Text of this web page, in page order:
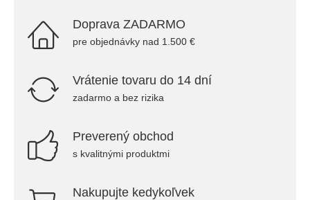
Doprava ZADARMO
pre objednávky nad 1.500 €
Vrátenie tovaru do 14 dní
zadarmo a bez rizika
Preverený obchod
s kvalitnými produktmi
Nakupujte kedykoľvek